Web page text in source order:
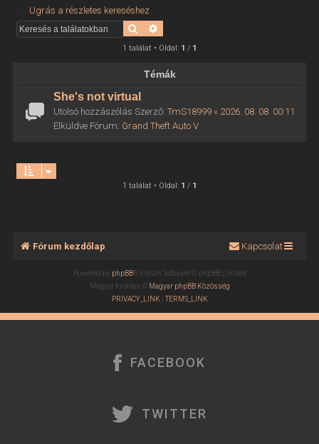
Ugrás a részletes kereséshez
Keresés
1 találat • Oldal: 1 / 1
Témák
She's not virtual
Utolsó hozzászólás Szerző: TmS18999« 2026. 08. 08. 00:11
Elküldve Fórum: Grand Theft Auto V
1 találat • Oldal: 1 / 1
Fórum kezdőlap Kapcsolat
Powered by phpBB® Forum Software © phpBB Limited
Magyar fordítás ©
Magyar phpBB Közösség
PRIVACY_LINK| TERMS_LINK
FACEBOOK
TWITTER